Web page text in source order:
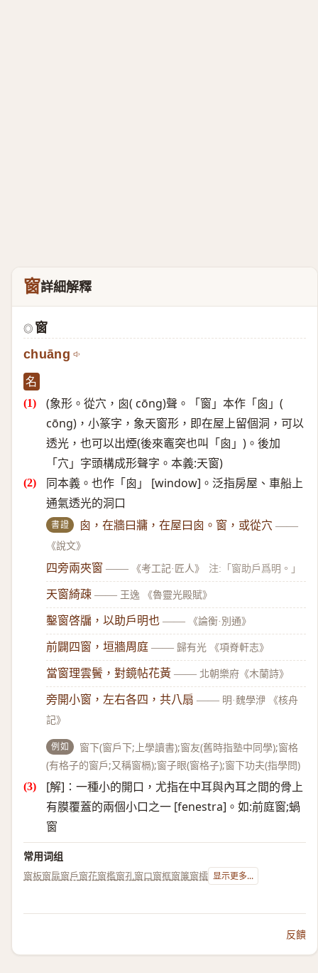
窗詳細解釋
◎ 窗
chuāng
名
(象形。從穴，囪( cōng)聲。「窗」本作「囪」(
cōng)，小篆字，象天窗形，即在屋上留個洞，可以
透光，也可以出煙(後來竈突也叫「囪」)。後加
「穴」字頭構成形聲字。本義:天窗)
同本義。也作「囪」 [window]。泛指房屋、車船上
通氣透光的洞口
書證 囪，在牆曰牅，在屋曰囪。窗，或從穴 ——
《說文》
四旁兩夾窗 —— 《考工記·匠人》 注:「窗助戶爲明。」
天窗綺疎 —— 王逸 《魯靈光殿賦》
鑿窗啓牖，以助戶明也 —— 《論衡·別通》
前闢四窗，垣牆周庭 —— 歸有光 《項脊軒志》
當窗理雲鬢，對鏡帖花黃 —— 北朝樂府《木蘭詩》
旁開小窗，左右各四，共八扇 —— 明·魏學洢 《核舟
記》
例如
窗下(窗戶下;上學讀書);窗友(舊時指塾中同學);窗格
(有格子的窗戶;又稱窗槅);窗子眼(窗格子);窗下功夫(指學問)
[解]∶一種小的開口，尤指在中耳與內耳之間的骨上
有膜覆蓋的兩個小口之一 [fenestra]。如:前庭窗;蝸
窗
常用词组
窗板窗扉窗戶窗花窗檻窗孔窗口窗框窗簾窗櫺 显示更多...
反饋